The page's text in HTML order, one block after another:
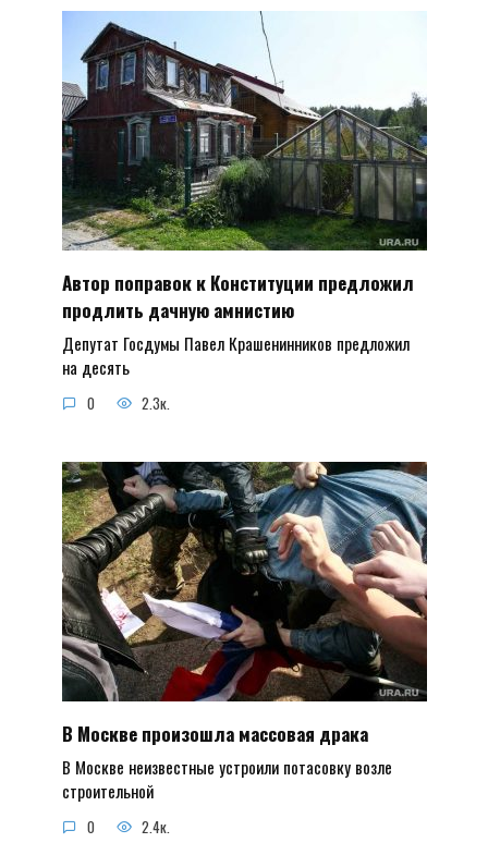
Автор поправок к Конституции предложил
продлить дачную амнистию
Депутат Госдумы Павел Крашенинников предложил
на десять
0 2.3к.
В Москве произошла массовая драка
В Москве неизвестные устроили потасовку возле
строительной
0 2.4к.